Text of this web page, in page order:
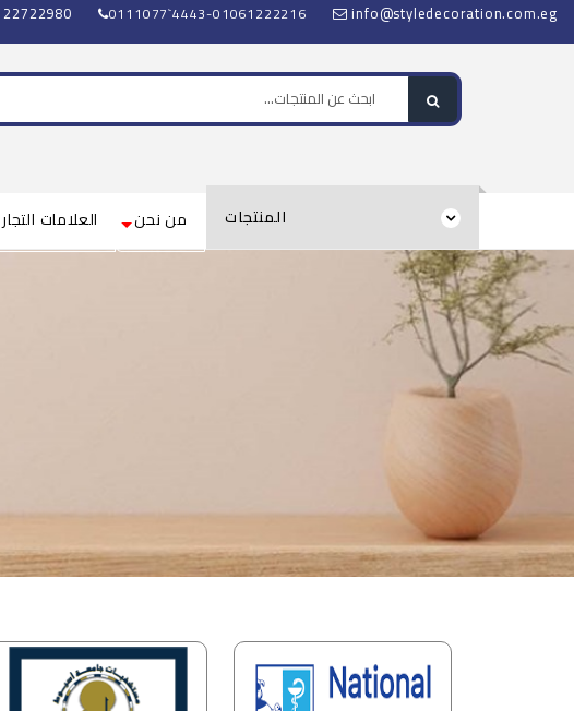
0111077`4443-01061222216 info@styledecoration.com.eg
المنتجات من نحن العلامات